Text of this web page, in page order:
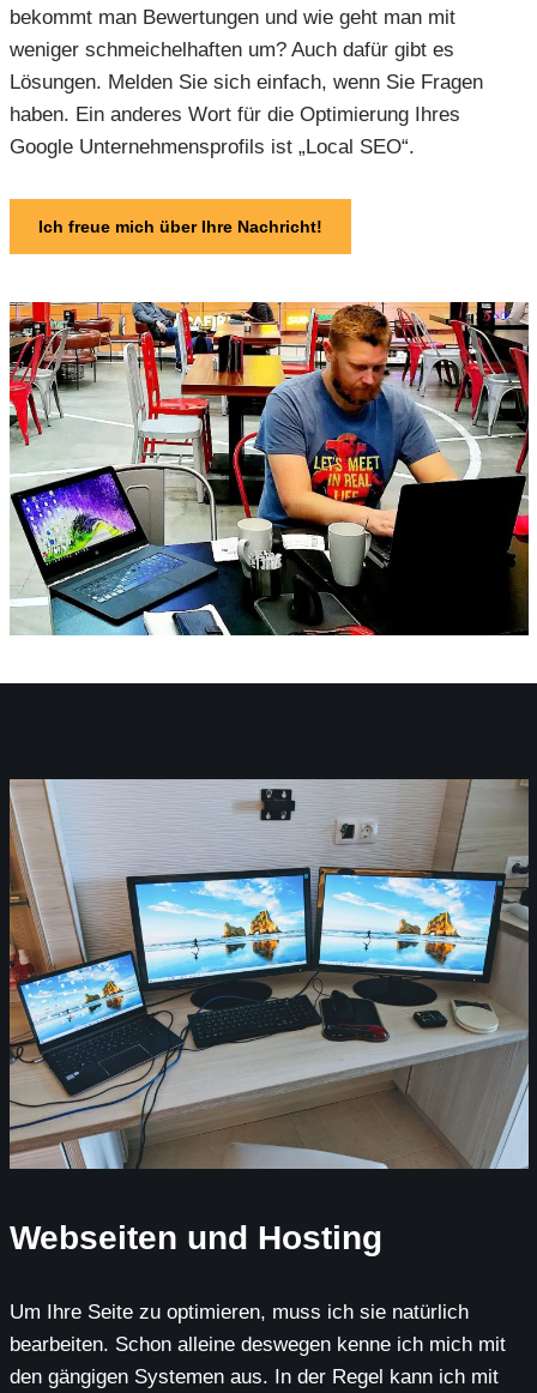
bekommt man Bewertungen und wie geht man mit
weniger schmeichelhaften um? Auch dafür gibt es
Lösungen. Melden Sie sich einfach, wenn Sie Fragen
haben. Ein anderes Wort für die Optimierung Ihres
Google Unternehmensprofils ist „Local SEO“.
Ich freue mich über Ihre Nachricht!
Webseiten und Hosting
Um Ihre Seite zu optimieren, muss ich sie natürlich
bearbeiten. Schon alleine deswegen kenne ich mich mit
den gängigen Systemen aus. In der Regel kann ich mit